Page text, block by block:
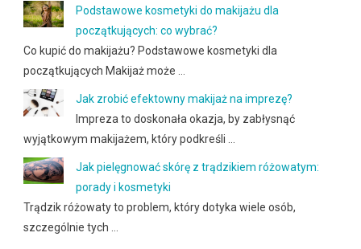
Podstawowe kosmetyki do makijażu dla
początkujących: co wybrać?
Co kupić do makijażu? Podstawowe kosmetyki dla
początkujących Makijaż może …
Jak zrobić efektowny makijaż na imprezę?
Impreza to doskonała okazja, by zabłysnąć
wyjątkowym makijażem, który podkreśli …
Jak pielęgnować skórę z trądzikiem różowatym:
porady i kosmetyki
Trądzik różowaty to problem, który dotyka wiele osób,
szczególnie tych …